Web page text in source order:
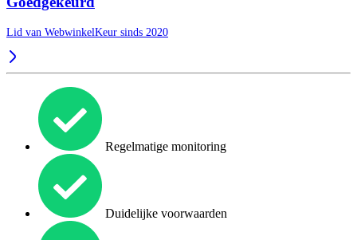
Lid van WebwinkelKeur sinds 2020
Regelmatige monitoring
Duidelijke voorwaarden